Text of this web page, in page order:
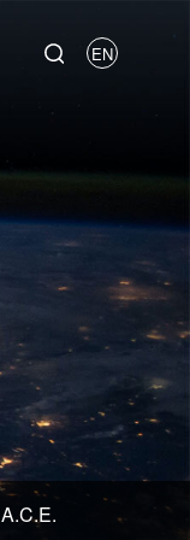
EN
A.C.E.